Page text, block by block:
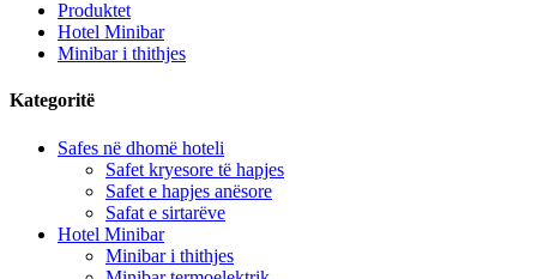
Produktet
Hotel Minibar
Minibar i thithjes
Kategoritë
Safes në dhomë hoteli
Safet kryesore të hapjes
Safet e hapjes anësore
Safat e sirtarëve
Hotel Minibar
Minibar i thithjes